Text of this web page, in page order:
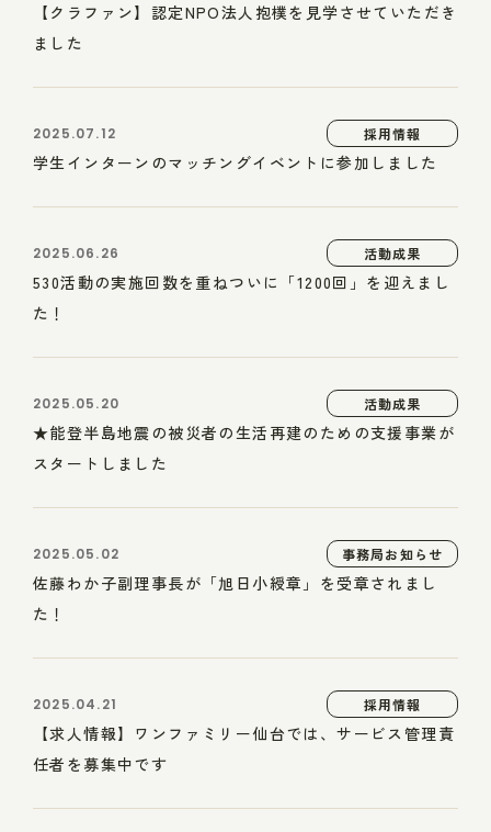
【クラファン】認定NPO法人抱樸を見学させていただき
ました
2025.07.12 採用情報
学生インターンのマッチングイベントに参加しました
2025.06.26 活動成果
530活動の実施回数を重ねついに「1200回」を迎えまし
た！
2025.05.20 活動成果
★能登半島地震の被災者の生活再建のための支援事業が
スタートしました
2025.05.02 事務局お知らせ
佐藤わか子副理事長が「旭日小綬章」を受章されまし
た！
2025.04.21 採用情報
【求人情報】ワンファミリー仙台では、サービス管理責
任者を募集中です